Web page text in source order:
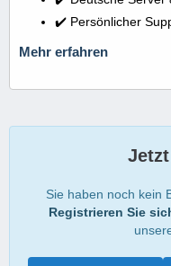
✔️ Persönlicher
Mehr erfahren
Sie haben noch kein
Registrieren Sie